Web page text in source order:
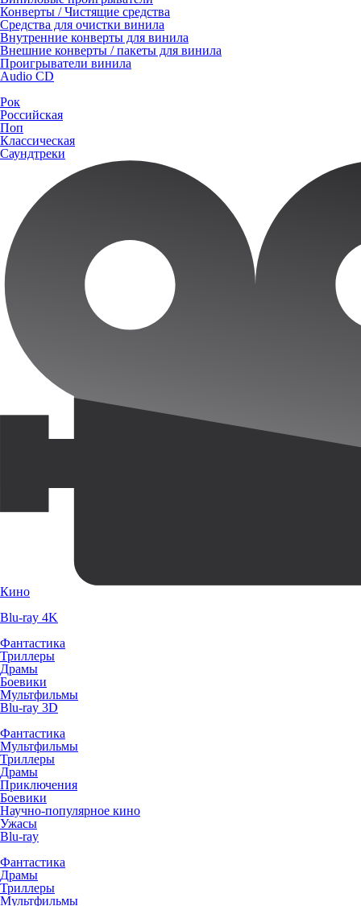
Конверты / Чистящие средства
Средства для очистки винила
Внутренние конверты для винила
Внешние конверты / пакеты для винила
Проигрыватели винила
Audio CD
Рок
Российская
Поп
Классическая
Саундтреки
Кино
Blu-ray 4K
Фантастика
Триллеры
Драмы
Боевики
Мультфильмы
Blu-ray 3D
Фантастика
Мультфильмы
Триллеры
Драмы
Приключения
Боевики
Научно-популярное кино
Ужасы
Blu-ray
Фантастика
Драмы
Триллеры
Мультфильмы